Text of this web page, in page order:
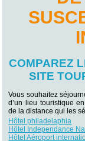
COMPAREZ
SITE
Vous souhaitez
d’un lieu touristique
de la distance qui les
Hôtel philadelaphia
Hôtel Independance
Hôtel Aéroport